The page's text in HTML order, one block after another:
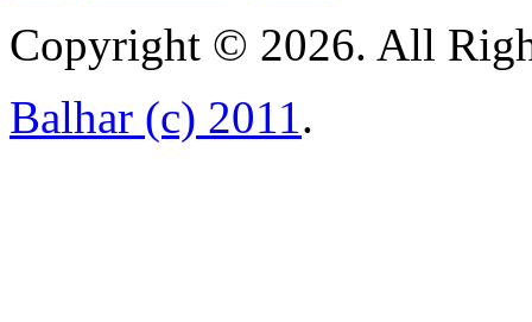
Copyright © 2026. All
Balhar (c) 2011.